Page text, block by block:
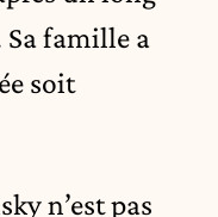
famille a
soit
n’est pas